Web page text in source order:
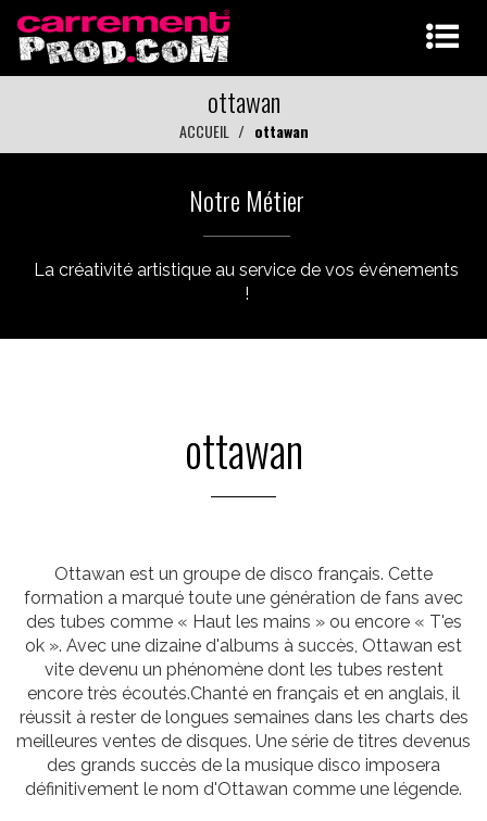
ottawan
ACCUEIL ottawan
Notre Métier
La créativité artistique au service de vos événements
!
ottawan
Ottawan est un groupe de disco français. Cette
formation a marqué toute une génération de fans avec
des tubes comme « Haut les mains » ou encore « T'es
ok ». Avec une dizaine d'albums à succès, Ottawan est
vite devenu un phénomène dont les tubes restent
encore très écoutés.Chanté en français et en anglais, il
réussit à rester de longues semaines dans les charts des
meilleures ventes de disques. Une série de titres devenus
des grands succès de la musique disco imposera
définitivement le nom d'Ottawan comme une légende.